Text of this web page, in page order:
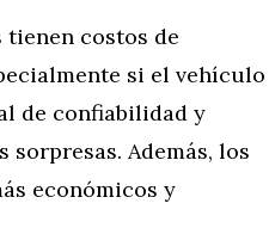
tienen costos de
si el vehículo
de confiabilidad y
Además, los
económicos y